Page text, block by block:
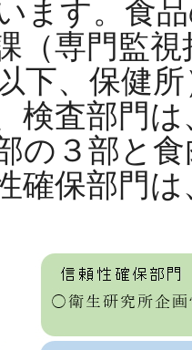
ます。食
（専門監
下、保健
検査部門
の３部と
確保部門